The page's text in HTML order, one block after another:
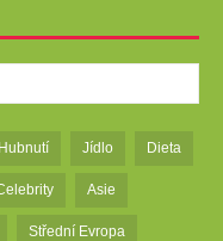
Hubnutí Jídlo Dieta
Asie
Střední Evropa